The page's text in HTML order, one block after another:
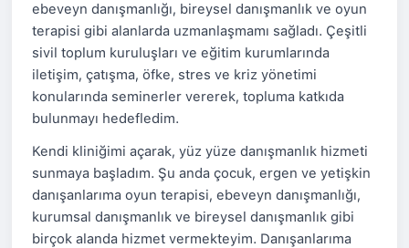
ebeveyn danışmanlığı, bireysel danışmanlık ve oyun
terapisi gibi alanlarda uzmanlaşmamı sağladı. Çeşitli
sivil toplum kuruluşları ve eğitim kurumlarında
iletişim, çatışma, öfke, stres ve kriz yönetimi
konularında seminerler vererek, topluma katkıda
bulunmayı hedefledim.
Kendi kliniğimi açarak, yüz yüze danışmanlık hizmeti
sunmaya başladım. Şu anda çocuk, ergen ve yetişkin
danışanlarıma oyun terapisi, ebeveyn danışmanlığı,
kurumsal danışmanlık ve bireysel danışmanlık gibi
birçok alanda hizmet vermekteyim. Danışanlarıma